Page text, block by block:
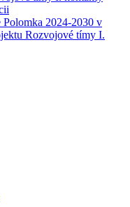
2024-2030 v
Rozvojové tímy I.